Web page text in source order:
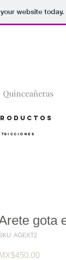
website today.
Quinceañeras
gota
AGEXT2
MX$450.00